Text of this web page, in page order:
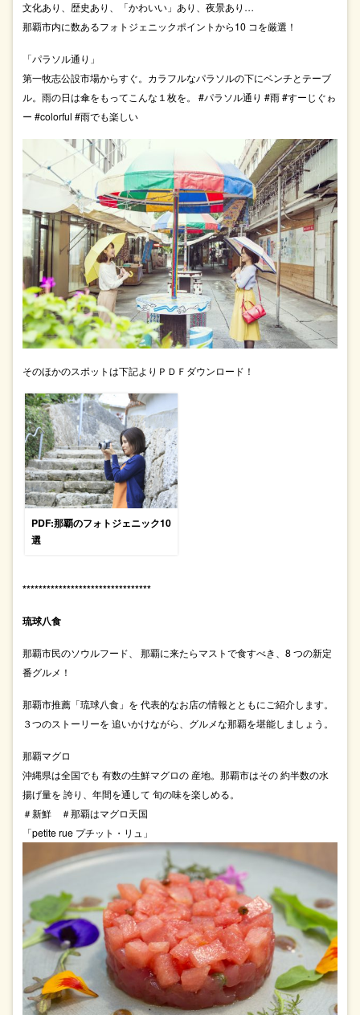
文化あり、歴史あり、「かわいい」あり、夜景あり…
那覇市内に数あるフォトジェニックポイントから10 コを厳選！
「パラソル通り」
第一牧志公設市場からすぐ。カラフルなパラソルの下にベンチとテーブ
ル。雨の日は傘をもってこんな１枚を。 #パラソル通り #雨 #すーじぐゎ
ー #colorful #雨でも楽しい
そのほかのスポットは下記よりＰＤＦダウンロード！
PDF:那覇のフォトジェニック10
選
********************************
琉球八食
那覇市民のソウルフード、 那覇に来たらマストで食すべき、8 つの新定
番グルメ！
那覇市推薦「琉球八食」を 代表的なお店の情報とともにご紹介します。
３つのストーリーを 追いかけながら、グルメな那覇を堪能しましょう。
那覇マグロ
沖縄県は全国でも 有数の生鮮マグロの 産地。那覇市はその 約半数の水
揚げ量を 誇り、年間を通して 旬の味を楽しめる。
＃新鮮 ＃那覇はマグロ天国
「petite rue プチット・リュ」